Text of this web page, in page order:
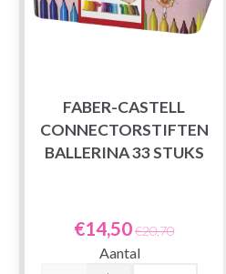
FABER-CASTELL
CONNECTORSTIFTEN
BALLERINA 33 STUKS
€14,50€20,70
Aantal